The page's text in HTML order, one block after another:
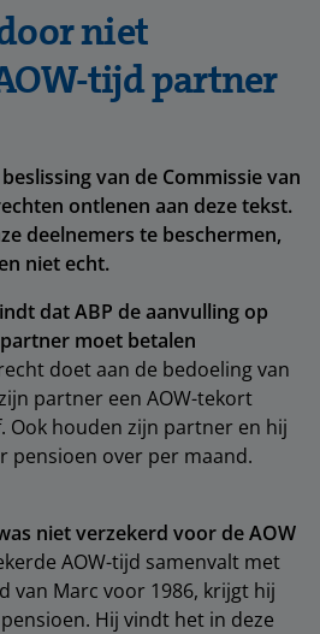
niet
tijd partner
van de Commissie van
ontlenen aan deze tekst.
deelnemers te beschermen,
niet echt.
dat ABP de aanvulling op
moet betalen
doet aan de bedoeling van
partner een AOW-tekort
Ook houden zijn partner en hij
pensioen over per maand.
niet verzekerd voor de AOW
AOW-tijd samenvalt met
van Marc voor 1986, krijgt hij
Hij vindt het in deze